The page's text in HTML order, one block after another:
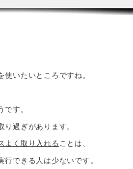
いたいところですね。
です。
過ぎがあります。
よく取り入れる ことは、
できる人は少ないです。